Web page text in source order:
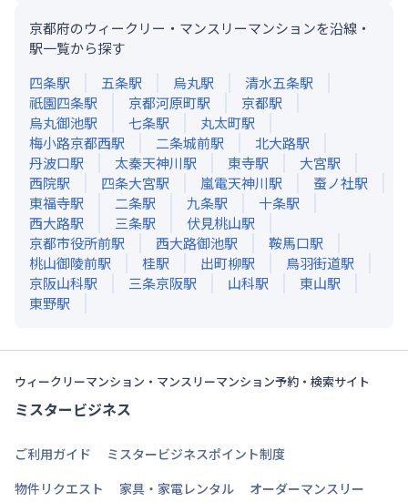
京都府のウィークリー・マンスリーマンションを沿線・
駅一覧から探す
四条駅 五条駅 烏丸駅 清水五条駅
祇園四条駅 京都河原町駅 京都駅
烏丸御池駅 七条駅 丸太町駅
梅小路京都西駅 二条城前駅 北大路駅
丹波口駅 太秦天神川駅 東寺駅 大宮駅
西院駅 四条大宮駅 嵐電天神川駅 蚕ノ社駅
東福寺駅 二条駅 九条駅 十条駅
西大路駅 三条駅 伏見桃山駅
京都市役所前駅 西大路御池駅 鞍馬口駅
桃山御陵前駅 桂駅 出町柳駅 鳥羽街道駅
京阪山科駅 三条京阪駅 山科駅 東山駅
東野駅
ウィークリーマンション・マンスリーマンション予約・検索サイト
ミスタービジネス
ご利用ガイド
ミスタービジネスポイント制度
物件リクエスト
家具・家電レンタル オーダーマンスリー